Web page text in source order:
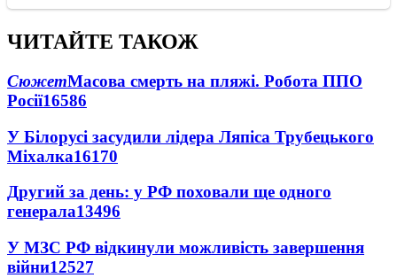
ЧИТАЙТЕ ТАКОЖ
СюжетМасова смерть на пляжі. Робота ППО
Росії16586
У Білорусі засудили лідера Ляпіса Трубецького
Міхалка16170
Другий за день: у РФ поховали ще одного
генерала13496
У МЗС РФ відкинули можливість завершення
війни12527